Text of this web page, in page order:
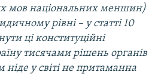
мов національних меншин)
рівні – у статті 10
ці конституційні
тисячами рішень органів
у світі не притаманна